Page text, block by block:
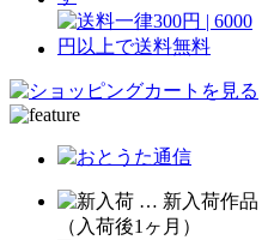
… 新入荷作品
（入荷後1ヶ月）